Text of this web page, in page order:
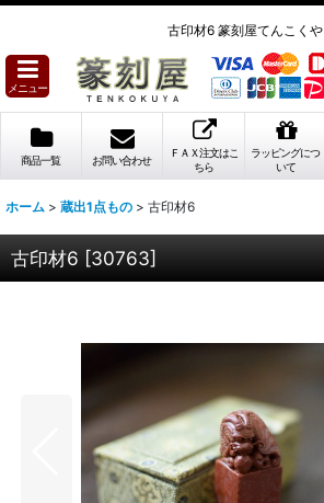
古印材6 篆刻屋てんこくや
メニュー
商品一覧 お問い合わせ
ＦＡＸ注文はこ
ちら
ラッピングにつ
いて
ホーム > 蔵出1点もの > 古印材6
古印材6 [30763]